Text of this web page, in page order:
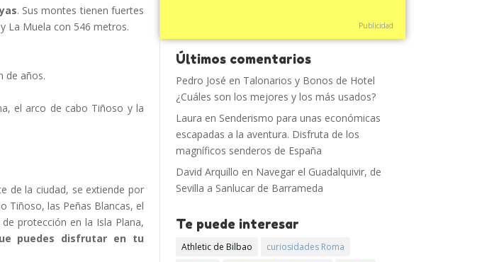
. Sus montes tienen fuertes
La Muela con 546 metros.
de años.
el arco de cabo Tiñoso y la
de la ciudad, se extiende por
Tiñoso, las Peñas Blancas, el
protección en la Isla Plana,
puedes disfrutar en tu
Publicidad
Últimos comentarios
Pedro José en Talonarios y Bonos de Hotel
¿Cuáles son los mejores y los más usados?
Laura en Senderismo para unas económicas
escapadas a la aventura. Disfruta de los
magníficos senderos de España
David Arquillo en Navegar el Guadalquivir, de
Sevilla a Sanlucar de Barrameda
Te puede interesar
Athletic de Bilbao
curiosidades Roma